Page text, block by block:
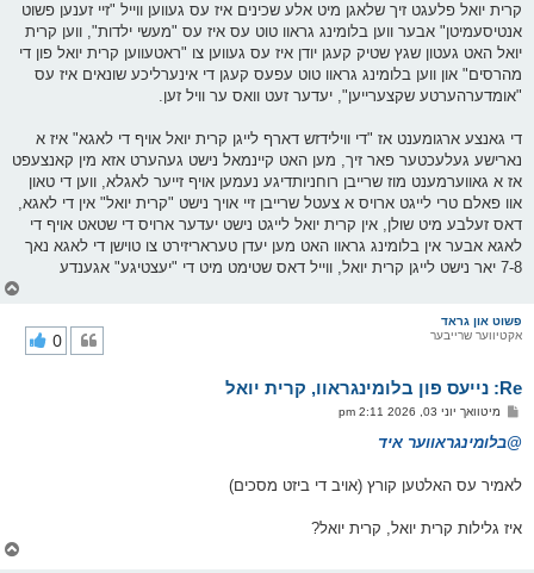
קרית יואל פלעגט זיך שלאגן מיט אלע שכינים איז עס געווען ווייל "זיי זענען פשוט
אנטיסעמיטן" אבער ווען בלומינג גראוו טוט עס איז עס "מעשי ילדות", ווען קרית
יואל האט געטון שגץ שטיק קעגן יודן איז עס געווען צו "ראטעווען קרית יואל פון די
מהרסים" און ווען בלומינג גראוו טוט עפעס קעגן די אינערליכע שונאים איז עס
"אומדערהערטע שקצערייען", יעדער זעט וואס ער וויל זען.
די גאנצע ארגומענט אז "די ווילידזש דארף לייגן קרית יואל אויף די לאגא" איז א
נארישע געלעכטער פאר זיך, מען האט קיינמאל נישט געהערט אזא מין קאנצעפט
אז א גאווערמענט מוז שרייבן רוחניותדיגע נעמען אויף זייער לאגלא, ווען די טאון
אוו פאלם טרי לייגט ארויס א צעטל שרייבן זיי אויך נישט "קרית יואל" אין די לאגא,
דאס זעלבע מיט שולן, אין קרית יואל לייגט נישט יעדער ארויס די שטאט אויף די
לאגא אבער אין בלומינג גראוו האט מען יעדן טעראריזירט צו טוישן די לאגא נאך
7-8 יאר נישט לייגן קרית יואל, ווייל דאס שטימט מיט די "יעצטיגע" אגענדע
פשוט און גראד
אקטיווער שרייבער
Re: נייעס פון בלומינגראוו, קרית יואל
0
פ
ו
מיטוואך יוני 03, 2026 2:11 pm
@בלומינגראווער איד
לאמיר עס האלטען קורץ (אויב די ביזט מסכים)
איז גלילות קרית יואל, קרית יואל?